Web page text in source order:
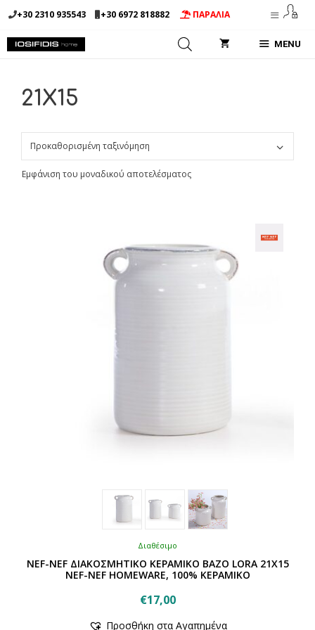
Μετάβαση
σε
περιεχόμενο
+30 2310 935543 +30 6972 818882 ΠΑΡΑΛΙΑ
MENU
21X15
Εμφάνιση του μοναδικού αποτελέσματος
Διαθέσιμο
NEF-NEF ΔΙΑΚΟΣΜΗΤΙΚΟ ΚΕΡΑΜΙΚΟ BAZO LORA 21X15
NEF-NEF HOMEWARE, 100% ΚΕΡΑΜΙΚΟ
€17,00
Προσθήκη στα Αγαπημένα